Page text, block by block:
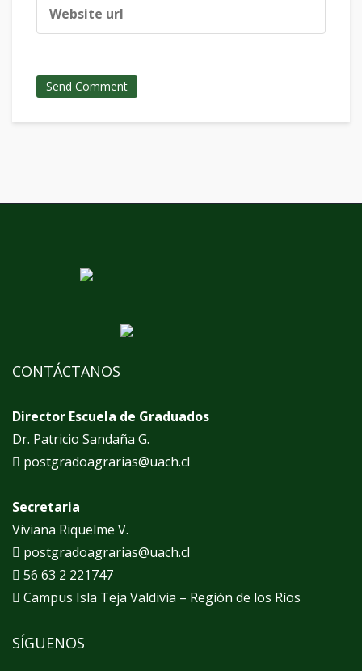
CONTÁCTANOS
Director Escuela de Graduados
Dr. Patricio Sandaña G.
postgradoagrarias@uach.cl
Secretaria
Viviana Riquelme V.
postgradoagrarias@uach.cl
56 63 2 221747
Campus Isla Teja Valdivia – Región de los Ríos
SÍGUENOS